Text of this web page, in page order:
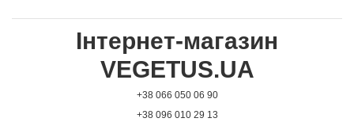
Інтернет-магазин
VEGETUS.UA
+38 066 050 06 90
+38 096 010 29 13